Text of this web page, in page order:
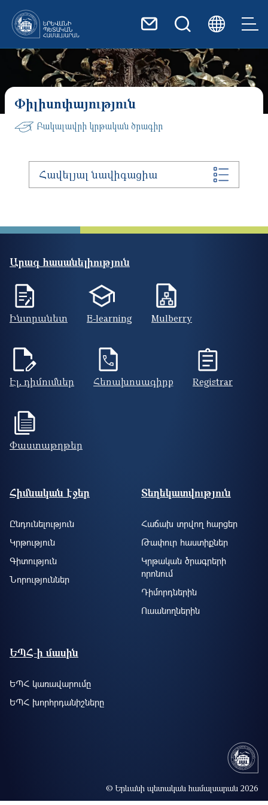
Փիլիսոփայություն
Բակալավրի կրթական ծրագիր
Հավելյալ նավիգացիա
Արագ հասանելիություն
Ինտրանետ E-learning Mulberry
Էլ. դիմումներ Հեռախոսագիրք Registrar
Փաստաթղթեր
Footer site information
Հիմնական էջեր
Ընդունելություն
Կրթություն
Գիտություն
Նորություններ
Տեղեկատվություն
Հաճախ տրվող հարցեր
Թափուր հաստիքներ
Կրթական ծրագրերի
որոնում
Դիմորդներին
Ուսանողներին
ԵՊՀ-ի մասին
ԵՊՀ կառավարումը
ԵՊՀ խորհրդանիշները
© Երևանի պետական համալսարան 2026